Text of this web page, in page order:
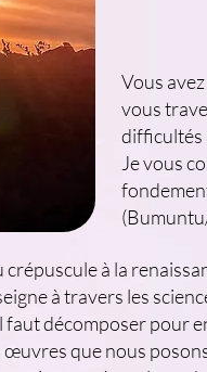
Vous
vous
difficultés
Je vous
à la
à travers les
décomposer pour
que nous